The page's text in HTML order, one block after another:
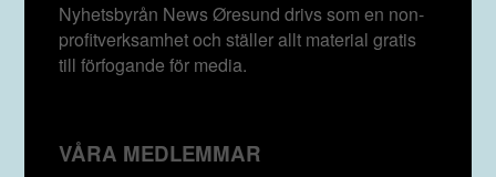
Nyhetsbyrån News Øresund drivs som en non-
profitverksamhet och ställer allt material gratis
till förfogande för media.
VÅRA MEDLEMMAR